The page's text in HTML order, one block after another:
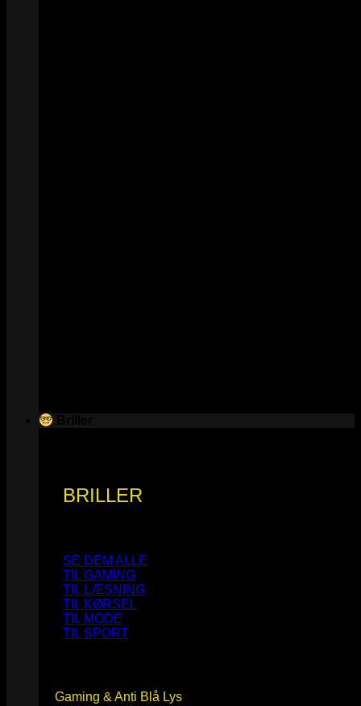
BRILLER
SE DEM ALLE
TIL GAMING
TIL LÆSNING
TIL KØRSEL
TIL MODE
TIL SPORT
Gaming & Anti Blå Lys